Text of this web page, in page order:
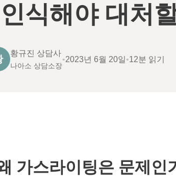
식해야 대처
황규진 상담사
나아소 상담소장
•2023년 6월 20일•12분 읽기
가스라이팅은 문제인